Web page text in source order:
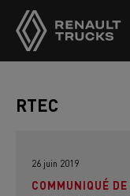
RTEC
26 juin 2019
COMMUNIQUÉ